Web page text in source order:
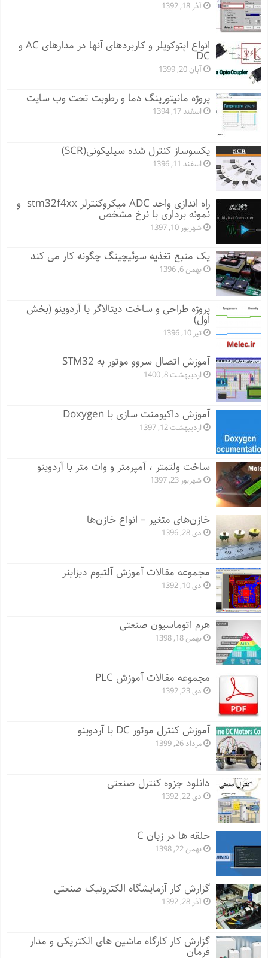
آذر 18, 1392
انواع اپتوکوپلر و کاربردهای آنها در مدارهای AC و
DC
آبان 20, 1399
پروژه مانيتورينگ دما و رطوبت تحت وب سایت
اسفند 17, 1394
یکسوساز کنترل شده سیلیکونی(SCR)
اسفند 11, 1396
راه اندازی واحد ADC میکروکنترلر stm32f4xx و
نمونه برداری با نرخ مشخص
شهریور 10, 1397
یک منبع تغذیه سوئیچینگ چگونه کار می کند
بهمن 6, 1396
پروژه طراحی و ساخت دیتالاگر با آردوینو (بخش
اول)
تیر 10, 1396
آموزش اتصال سروو موتور به STM32
اردیبهشت 8, 1400
آموزش داکیومنت سازی با Doxygen
اردیبهشت 12, 1397
ساخت ولتمتر ، آمپرمتر و وات متر با آردوینو
شهریور 23, 1397
خازن‌های متغیر – انواع خازن‌ها
دی 28, 1396
مجموعه مقالات آموزش آلتیوم دیزاینر
دی 10, 1392
هرم اتوماسیون صنعتی
بهمن 18, 1398
مجموعه مقالات آموزش PLC
دی 23, 1392
آموزش کنترل موتور DC با آردوینو
مرداد 26, 1399
دانلود جزوه کنترل صنعتی
دی 22, 1392
حلقه ها در زبان C
بهمن 22, 1398
گزارش کار آزمایشگاه الکترونیک صنعتی
آذر 28, 1392
گزارش کار کارگاه ماشین های الکتریکی و مدار
فرمان